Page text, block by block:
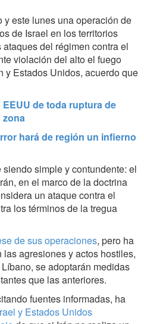
este lunes una operación de
de Israel en los territorios
del régimen contra el
violación del alto el fuego
y Estados Unidos, acuerdo que
de toda ruptura de
zona
hará de región un infierno
simple y contundente: el
en el marco de la doctrina
un ataque contra el
los términos de la tregua
de sus operaciones, pero ha
agresiones y actos hostiles,
se adoptarán medidas
que las anteriores.
fuentes informadas, ha
y Estados Unidos